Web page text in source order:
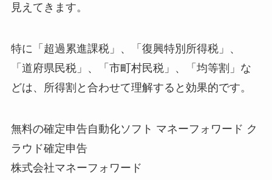
見えてきます。
特に「超過累進課税」、「復興特別所得税」、
「道府県民税」、「市町村民税」、「均等割」な
どは、所得割と合わせて理解すると効果的です。
無料の確定申告自動化ソフト マネーフォワード ク
ラウド確定申告
株式会社マネーフォワード